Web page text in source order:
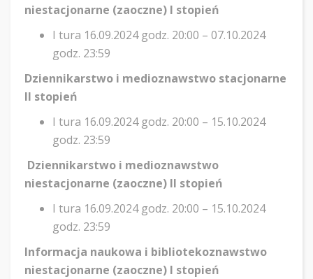
niestacjonarne (zaoczne) I stopień
I tura 16.09.2024 godz. 20:00 – 07.10.2024
godz. 23:59
Dziennikarstwo i medioznawstwo stacjonarne
II stopień
I tura 16.09.2024 godz. 20:00 – 15.10.2024
godz. 23:59
Dziennikarstwo i medioznawstwo
niestacjonarne (zaoczne) II stopień
I tura 16.09.2024 godz. 20:00 – 15.10.2024
godz. 23:59
Informacja naukowa i bibliotekoznawstwo
niestacjonarne (zaoczne) I stopień